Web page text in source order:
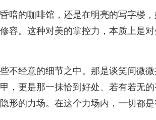
暗的咖啡馆，还是在明亮的写字楼
容。这种对美的掌控力，本质上是对
不经意的细节之中。那是谈笑间微
，更是那一抹恰到好处、若有若无
形的力场。在这个力场内，一切都